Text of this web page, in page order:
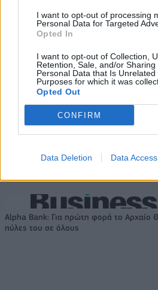
I want to opt-out of processing
Personal Data for Targeted
Opted In
I want to opt-out of Collection,
Retention, Sale, and/or Sharing
Personal Data that Is Unrelated
Purposes for which it was
Opted Out
CONFIRM
Data Deletion Data Access
Η Chery επενδύει 75 εκατ. δολάρια στην
Το FIAT 500 Hybrid τώρα από
18.990 ευρώ
18η συνεχόμενη χρονιά για τον ΟΤΕ στη
Alpha Bank: Για πρώτη φορά το Αρχαίο
πύλες του σε όλους